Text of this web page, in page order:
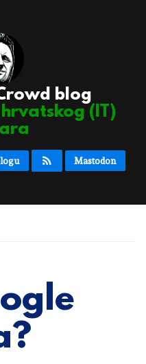
blog
(IT)
Mastodon